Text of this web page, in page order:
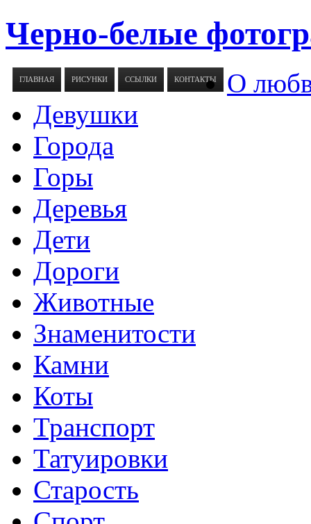
Черно-белые
ГЛАВНАЯ РИСУНКИ ССЫЛКИ КОНТАКТЫ
О
Девушки
Города
Горы
Деревья
Дети
Дороги
Животные
Знаменитости
Камни
Коты
Транспорт
Татуировки
Старость